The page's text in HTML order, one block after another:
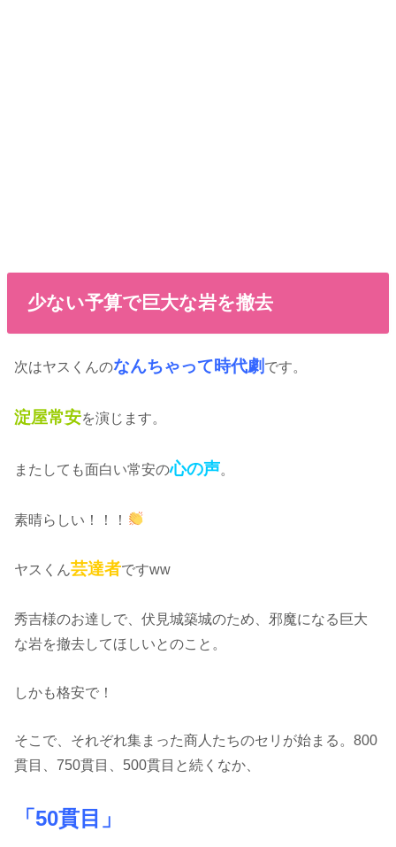
少ない予算で巨大な岩を撤去
次はヤスくんのなんちゃって時代劇 です。
淀屋常安を演じます。
またしても面白い常安の心の声。
素晴らしい！！！
ヤスくん芸達者ですww
秀吉様のお達しで、伏見城築城のため、邪魔になる巨大
な岩を撤去してほしいとのこと。
しかも格安で！
そこで、それぞれ集まった商人たちのセリが始まる。800
貫目、750貫目、500貫目と続くなか、
「50貫目」